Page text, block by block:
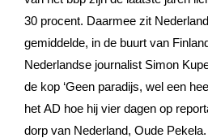
30 procent. Daarmee zit
gemiddelde, in de buurt van
Nederlandse journalist Simon
de kop ‘Geen paradijs, wel een
het AD hoe hij vier dagen op
dorp van Nederland, Oude